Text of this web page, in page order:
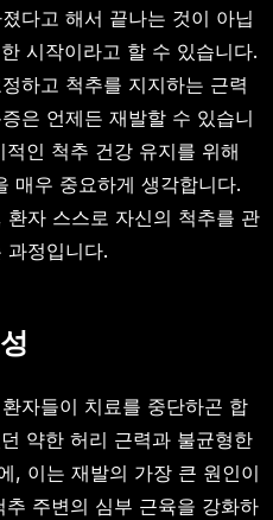
다고 해서 끝나는 것이 아닙
시작이라고 할 수 있습니다.
하고 척추를 지지하는 근력
은 언제든 재발할 수 있습니
인 척추 건강 유지를 위해
매우 중요하게 생각합니다.
자 스스로 자신의 척추를 관
과정입니다.
자들이 치료를 중단하곤 합
약한 허리 근력과 불균형한
, 이는 재발의 가장 큰 원인이
주변의 심부 근육을 강화하